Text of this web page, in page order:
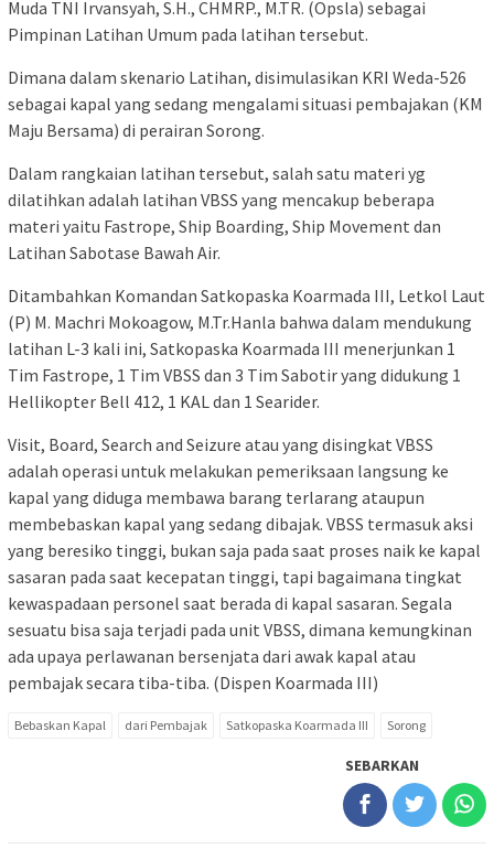
Muda TNI Irvansyah, S.H., CHMRP., M.TR. (Opsla) sebagai
Pimpinan Latihan Umum pada latihan tersebut.
Dimana dalam skenario Latihan, disimulasikan KRI Weda-526
sebagai kapal yang sedang mengalami situasi pembajakan (KM
Maju Bersama) di perairan Sorong.
Dalam rangkaian latihan tersebut, salah satu materi yg
dilatihkan adalah latihan VBSS yang mencakup beberapa
materi yaitu Fastrope, Ship Boarding, Ship Movement dan
Latihan Sabotase Bawah Air.
Ditambahkan Komandan Satkopaska Koarmada III, Letkol Laut
(P) M. Machri Mokoagow, M.Tr.Hanla bahwa dalam mendukung
latihan L-3 kali ini, Satkopaska Koarmada III menerjunkan 1
Tim Fastrope, 1 Tim VBSS dan 3 Tim Sabotir yang didukung 1
Hellikopter Bell 412, 1 KAL dan 1 Searider.
Visit, Board, Search and Seizure atau yang disingkat VBSS
adalah operasi untuk melakukan pemeriksaan langsung ke
kapal yang diduga membawa barang terlarang ataupun
membebaskan kapal yang sedang dibajak. VBSS termasuk aksi
yang beresiko tinggi, bukan saja pada saat proses naik ke kapal
sasaran pada saat kecepatan tinggi, tapi bagaimana tingkat
kewaspadaan personel saat berada di kapal sasaran. Segala
sesuatu bisa saja terjadi pada unit VBSS, dimana kemungkinan
ada upaya perlawanan bersenjata dari awak kapal atau
pembajak secara tiba-tiba. (Dispen Koarmada III)
Bebaskan Kapal dari Pembajak Satkopaska Koarmada III Sorong
SEBARKAN